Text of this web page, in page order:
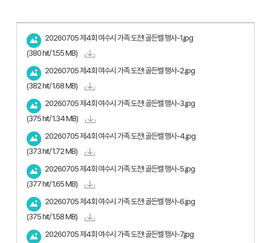
20260705 제4회 여수시 가족 도전! 골든벨 행사-1.jpg
(380 hit/ 1.55 MB)
20260705 제4회 여수시 가족 도전! 골든벨 행사-2.jpg
(382 hit/ 1.68 MB)
20260705 제4회 여수시 가족 도전! 골든벨 행사-3.jpg
(375 hit/ 1.34 MB)
20260705 제4회 여수시 가족 도전! 골든벨 행사-4.jpg
(373 hit/ 1.72 MB)
20260705 제4회 여수시 가족 도전! 골든벨 행사-5.jpg
(377 hit/ 1.65 MB)
20260705 제4회 여수시 가족 도전! 골든벨 행사-6.jpg
(375 hit/ 1.58 MB)
20260705 제4회 여수시 가족 도전! 골든벨 행사-7.jpg